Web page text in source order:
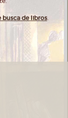
de libros.